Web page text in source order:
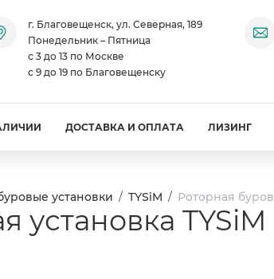
г. Благовещенск, ул. Северная, 189
Понедельник – Пятница
с 3 до 13 по Москве
с 9 до 19 по Благовещенску
ДОСТАВКА И ОПЛАТА ЛИЗИНГ
установки TYSiM Роторная
установка TYSiM